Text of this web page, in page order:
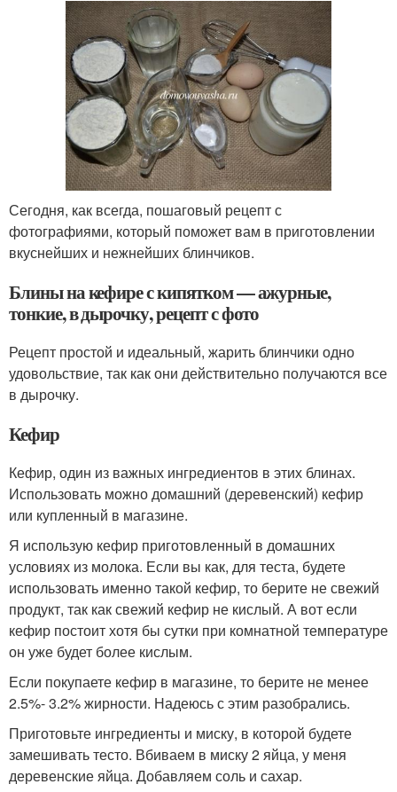
Сегодня, как всегда, пошаговый рецепт с
фотографиями, который поможет вам в приготовлении
вкуснейших и нежнейших блинчиков.
Блины на кефире с кипятком — ажурные,
тонкие, в дырочку, рецепт с фото
Рецепт простой и идеальный, жарить блинчики одно
удовольствие, так как они действительно получаются все
в дырочку.
Кефир
Кефир, один из важных ингредиентов в этих блинах.
Использовать можно домашний (деревенский) кефир
или купленный в магазине.
Я использую кефир приготовленный в домашних
условиях из молока. Если вы как, для теста, будете
использовать именно такой кефир, то берите не свежий
продукт, так как свежий кефир не кислый. А вот если
кефир постоит хотя бы сутки при комнатной температуре
он уже будет более кислым.
Если покупаете кефир в магазине, то берите не менее
2.5%- 3.2% жирности. Надеюсь с этим разобрались.
Приготовьте ингредиенты и миску, в которой будете
замешивать тесто. Вбиваем в миску 2 яйца, у меня
деревенские яйца. Добавляем соль и сахар.